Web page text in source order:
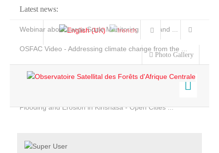
Latest news:
Webinar about Large Scale Monitoring and Land ...
OSFAC Video - Addressing climate change from the ...
Flooding and Erosion in Kinshasa - Open Cities ...
Photo Gallery
Home
Services